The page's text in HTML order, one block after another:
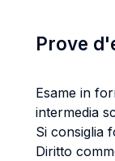
Prove
Esame in
intermedia
Si consiglia
Diritto